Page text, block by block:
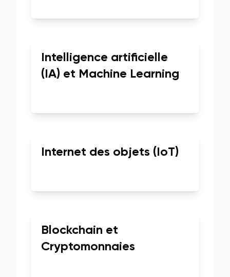
Intelligence artificielle
(IA) et Machine Learning
Internet des objets (IoT)
Blockchain et
Cryptomonnaies